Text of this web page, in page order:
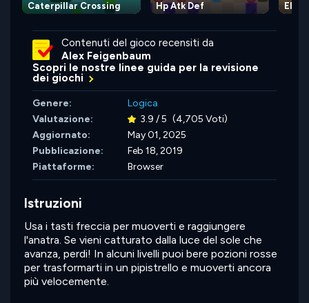
Caterpillar Crossing Hp Atk Def
Contenuti del gioco recensiti da
Alex Feigenbaum
Scopri le nostre linee guida per la revisione
dei giochi
Genere:
Logica
Valutazione:
3.9 / 5 (4,705 Voti)
Aggiornato:
May 01, 2025
Pubblicazione:
Feb 18, 2019
Piattaforme:
Browser
Istruzioni
Usa i tasti freccia per muoverti e raggiungere
l'anatra. Se vieni catturato dalla luce del sole che
avanza, perdi! In alcuni livelli puoi bere pozioni rosse
per trasformarti in un pipistrello e muoverti ancora
più velocemente.